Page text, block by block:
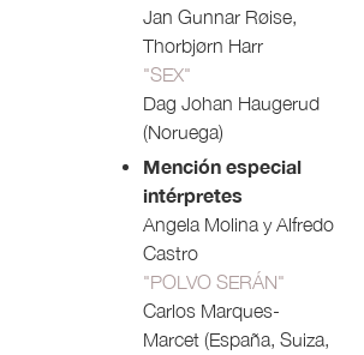
Jan Gunnar Røise,
Thorbjørn Harr
"SEX"
Dag Johan Haugerud
(Noruega)
Mención especial
intérpretes
Angela Molina y Alfredo
Castro
"POLVO SERÁN"
Carlos Marques-
Marcet (España, Suiza,